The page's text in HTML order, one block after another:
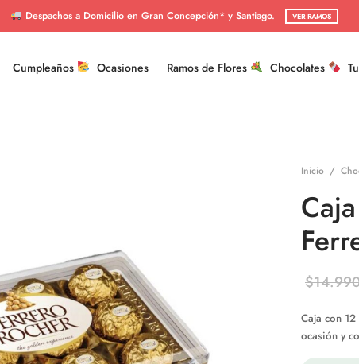
Despachos a Domicilio en Gran Concepción* y Santiago. VER RAMOS
Cumpleaños Ocasiones Ramos de Flores Chocolates
Inicio /
$
Caja con
ocasión y